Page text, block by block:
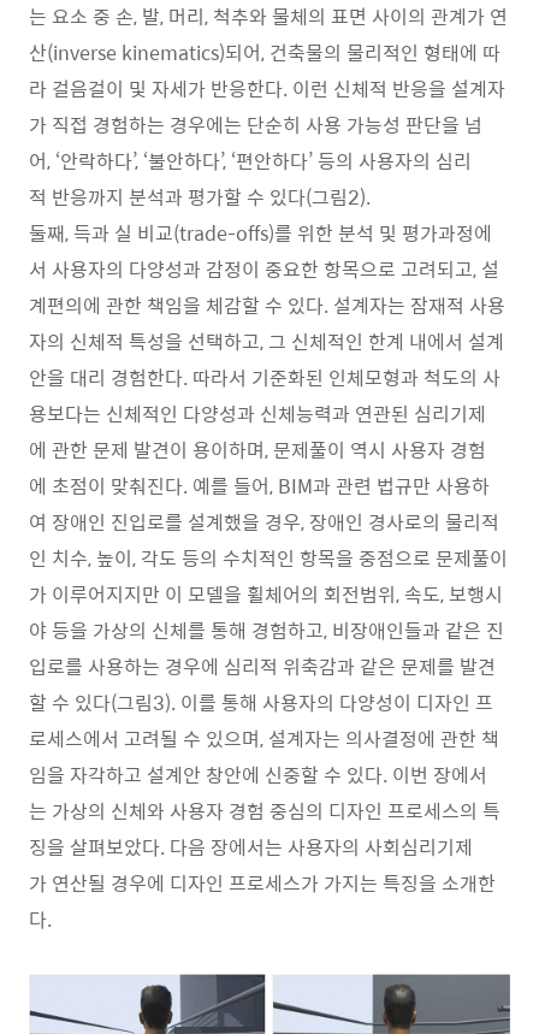
는 요소 중 손, 발, 머리, 척추와 물체의 표면 사이의 관계가 연
산(inverse kinematics)되어, 건축물의 물리적인 형태에 따
라 걸음걸이 및 자세가 반응한다. 이런 신체적 반응을 설계자
가 직접 경험하는 경우에는 단순히 사용 가능성 판단을 넘
어, ‘안락하다’, ‘불안하다’, ‘편안하다’ 등의 사용자의 심리
적 반응까지 분석과 평가할 수 있다(그림2).
둘째, 득과 실 비교(trade-offs)를 위한 분석 및 평가과정에
서 사용자의 다양성과 감정이 중요한 항목으로 고려되고, 설
계편의에 관한 책임을 체감할 수 있다. 설계자는 잠재적 사용
자의 신체적 특성을 선택하고, 그 신체적인 한계 내에서 설계
안을 대리 경험한다. 따라서 기준화된 인체모형과 척도의 사
용보다는 신체적인 다양성과 신체능력과 연관된 심리기제
에 관한 문제 발견이 용이하며, 문제풀이 역시 사용자 경험
에 초점이 맞춰진다. 예를 들어, BIM과 관련 법규만 사용하
여 장애인 진입로를 설계했을 경우, 장애인 경사로의 물리적
인 치수, 높이, 각도 등의 수치적인 항목을 중점으로 문제풀이
가 이루어지지만 이 모델을 휠체어의 회전범위, 속도, 보행시
야 등을 가상의 신체를 통해 경험하고, 비장애인들과 같은 진
입로를 사용하는 경우에 심리적 위축감과 같은 문제를 발견
할 수 있다(그림3). 이를 통해 사용자의 다양성이 디자인 프
로세스에서 고려될 수 있으며, 설계자는 의사결정에 관한 책
임을 자각하고 설계안 창안에 신중할 수 있다. 이번 장에서
는 가상의 신체와 사용자 경험 중심의 디자인 프로세스의 특
징을 살펴보았다. 다음 장에서는 사용자의 사회심리기제
가 연산될 경우에 디자인 프로세스가 가지는 특징을 소개한
다.